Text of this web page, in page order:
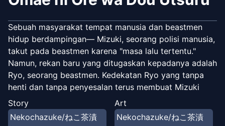
Sebuah masyarakat tempat manusia dan beastmen
hidup berdampingan— Mizuki, seorang polisi manusia,
takut pada beastmen karena "masa lalu tertentu."
Namun, rekan baru yang ditugaskan kepadanya adalah
Ryo, seorang beastmen. Kedekatan Ryo yang tanpa
henti dan tanpa penyesalan terus membuat Mizuki
yang serius kehilangan keseimbangan. Meskipun
hubungan mereka tidak cocok, mereka dikirim ke TKP.
Ketika Mizuki diselamatkan oleh kekuatan beastmen
Story
Nekochazuke/ねこ茶漬
Art
Nekochazuke/ねこ茶漬